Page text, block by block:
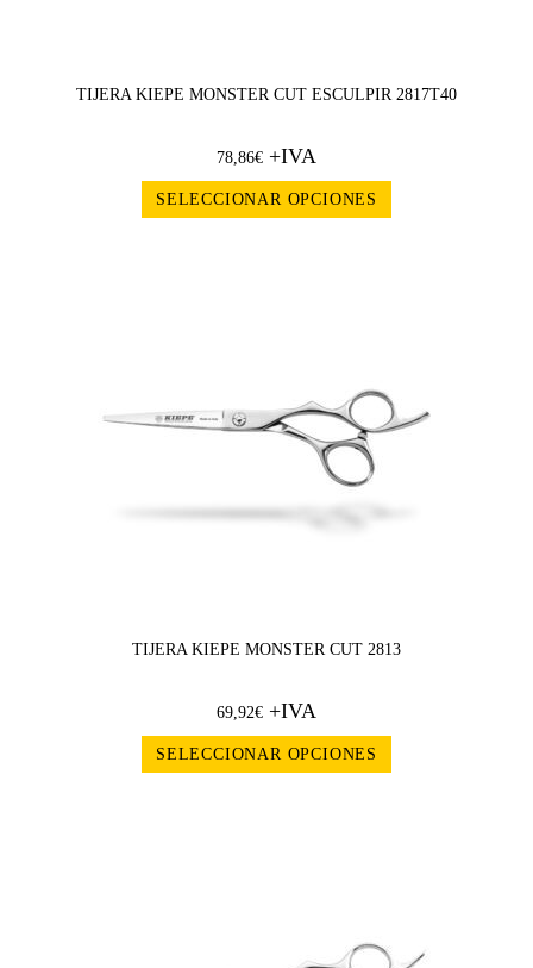
TIJERA KIEPE MONSTER CUT ESCULPIR 2817T40
78,86€ +IVA
SELECCIONAR OPCIONES
TIJERA KIEPE MONSTER CUT 2813
69,92€ +IVA
SELECCIONAR OPCIONES